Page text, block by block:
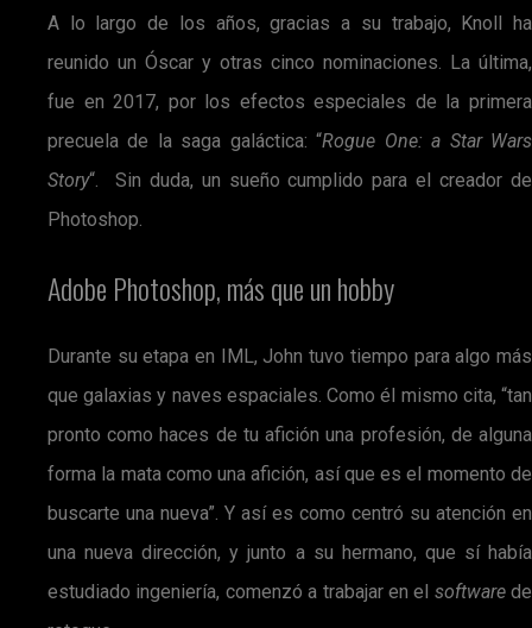
A lo largo de los años, gracias a su trabajo, Knoll ha
reunido un Óscar y otras cinco nominaciones. La última,
fue en 2017, por los efectos especiales de la primera
precuela de la saga galáctica: “Rogue One: a Star Wars
Story“. Sin duda, un sueño cumplido para el creador de
Photoshop.
Adobe Photoshop, más que un hobby
Durante su etapa en IML, John tuvo tiempo para algo más
que galaxias y naves espaciales. Como él mismo cita, “tan
pronto como haces de tu afición una profesión, de alguna
forma la mata como una afición, así que es el momento de
buscarte una nueva”. Y así es como centró su atención en
una nueva dirección, y junto a su hermano, que sí había
estudiado ingeniería, comenzó a trabajar en el softwarede